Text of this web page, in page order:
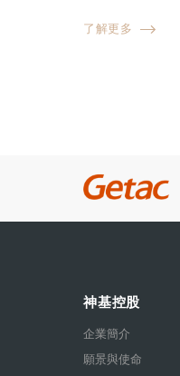
了解更多
神基控股
企業簡介
願景與使命